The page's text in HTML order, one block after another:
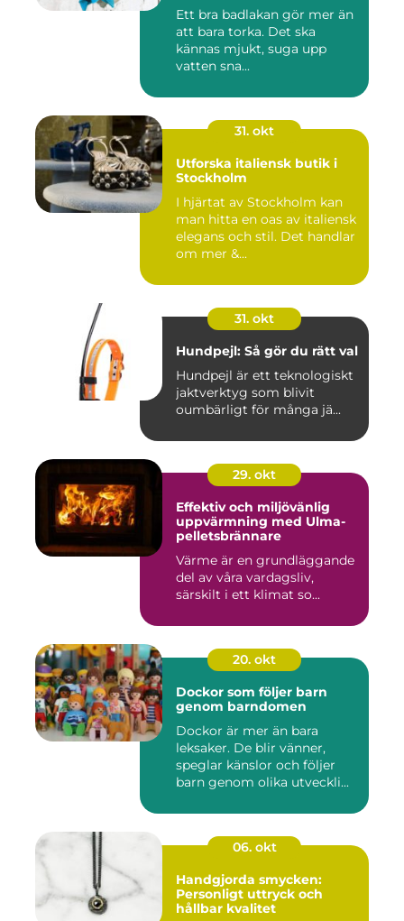
Ett bra badlakan gör mer än
att bara torka. Det ska
kännas mjukt, suga upp
vatten sna...
31. okt
Utforska italiensk butik i
Stockholm
I hjärtat av Stockholm kan
man hitta en oas av italiensk
elegans och stil. Det handlar
om mer &...
31. okt
Hundpejl: Så gör du rätt val
Hundpejl är ett teknologiskt
jaktverktyg som blivit
oumbärligt för många jä...
29. okt
Effektiv och miljövänlig
uppvärmning med Ulma-
pelletsbrännare
Värme är en grundläggande
del av våra vardagsliv,
särskilt i ett klimat so...
20. okt
Dockor som följer barn
genom barndomen
Dockor är mer än bara
leksaker. De blir vänner,
speglar känslor och följer
barn genom olika utveckli...
06. okt
Handgjorda smycken:
Personligt uttryck och
hållbar kvalitet